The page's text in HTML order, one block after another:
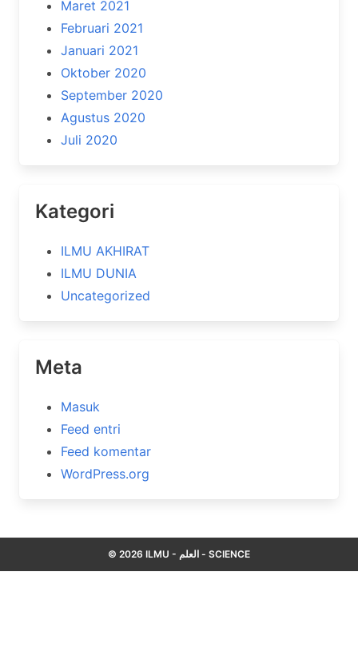
Maret 2021
Februari 2021
Januari 2021
Oktober 2020
September 2020
Agustus 2020
Juli 2020
Kategori
ILMU AKHIRAT
ILMU DUNIA
Uncategorized
Meta
Masuk
Feed entri
Feed komentar
WordPress.org
© 2026 ILMU - العلم - SCIENCE